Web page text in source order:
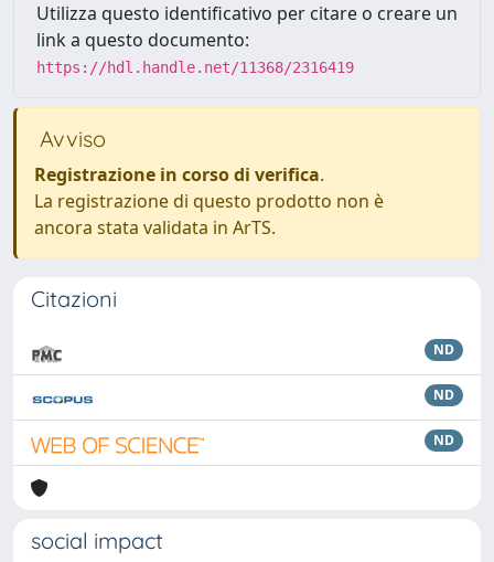
Utilizza questo identificativo per citare o creare un
link a questo documento:
https://hdl.handle.net/11368/2316419
Avviso
Registrazione in corso di verifica.
La registrazione di questo prodotto non è
ancora stata validata in ArTS.
Citazioni
ND
ND
ND
social impact